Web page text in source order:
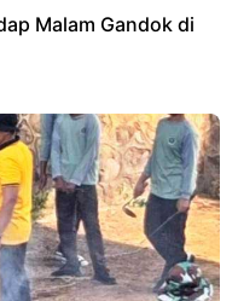
Malam Gandok di